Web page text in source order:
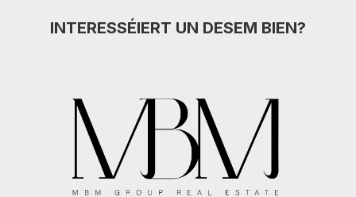
INTERESSÉIERT UN DESEM BIEN?